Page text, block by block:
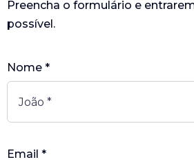
Preencha o formulário e
possível.
Nome *
Email *